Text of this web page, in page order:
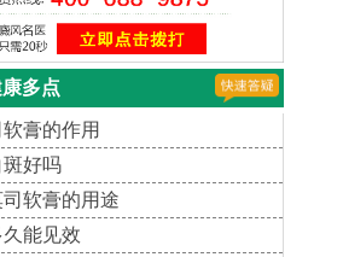
多点
膏的作用
好吗
软膏的用途
能见效